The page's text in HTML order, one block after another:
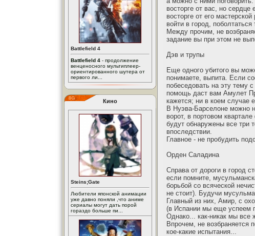
Battlefield 4
Battlefield 4 - продолжение
венценосного мультиплеер-
ориентированного шутера от
первого ли...
Кино
Steins;Gate
Любители японской анимации
уже давно поняли ,что аниме
сериалы могут дать порой
гораздо больше пи...
восторге от вас, но
восторге от его
войти в город,
Между прочим, не
задание вы при этом не
Дэв и трупы
Еще одного убитого вы
понимаете, выпита. Если
побеседовать на эту тему
помощь даст вам Амулет
кажется; ни в коем случае
В Нуэва-Барселоне можно
ворот, в портовом
будут обнаружены все три
впоследствии.
Главное - не пробудить
Орден Саладина
Справа от дороги в город
если помните,
борьбой со всяческой
не стоит). Будучи
Главный из них, Амир, с
(в Испании мы еще успеем
Однако... как-никак мы все
Впрочем, не возбраняется
кое-какие испытания...